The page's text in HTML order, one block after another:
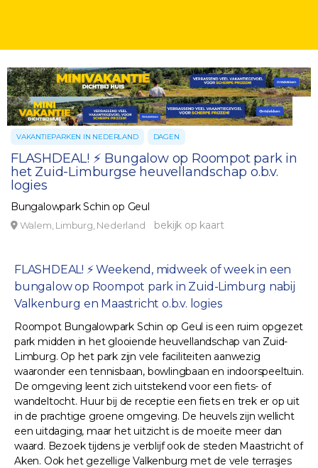
VAKANTIEPARKEN IN NEDERLAND DAGEN
FLASHDEAL! ⚡ Bungalow op Roompot park in
het Zuid-Limburgse heuvellandschap o.b.v.
logies
Bungalowpark Schin op Geul
Walem, Limburg, Nederland bekijk op kaart
FLASHDEAL! ⚡ Weekend, midweek of week in een
bungalow op Roompot park in Zuid-Limburg nabij
Valkenburg en Maastricht o.b.v. logies
Roompot Bungalowpark Schin op Geul is een ruim opgezet
park midden in het glooiende heuvellandschap van Zuid-
Limburg. Op het park zijn vele faciliteiten aanwezig
waaronder een tennisbaan, bowlingbaan en indoorspeeltuin.
De omgeving leent zich uitstekend voor een fiets- of
wandeltocht. Huur bij de receptie een fiets en trek er op uit
in de prachtige groene omgeving. De heuvels zijn wellicht
een uitdaging, maar het uitzicht is de moeite meer dan
waard. Bezoek tijdens je verblijf ook de steden Maastricht of
Aken. Ook het gezellige Valkenburg met de vele terrasjes